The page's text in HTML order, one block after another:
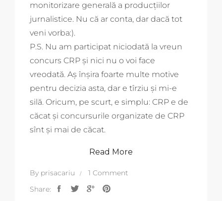
monitorizare generală a producțiilor
jurnalistice. Nu că ar conta, dar dacă tot
veni vorba:).
P.S. Nu am participat niciodată la vreun
concurs CRP și nici nu o voi face
vreodată. Aș înșira foarte multe motive
pentru decizia asta, dar e tîrziu și mi-e
silă. Oricum, pe scurt, e simplu: CRP e de
căcat și concursurile organizate de CRP
sînt și mai de căcat.
Read More
By prisacariu
1 Comment
Share: